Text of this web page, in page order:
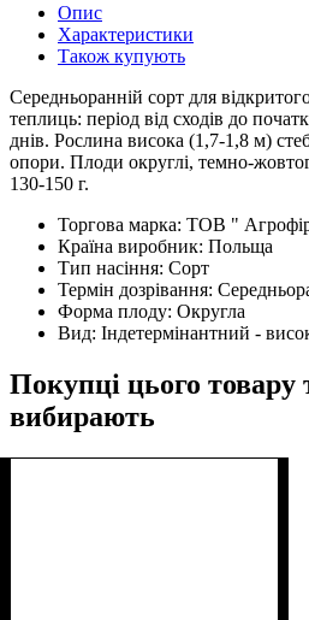
Опис
Характеристики
Також купують
Середньоранній сорт для
теплиць: період від сходів до
днів. Рослина висока (1,7-1,8 м)
опори. Плоди округлі, темно-
130-150 г.
Торгова марка: ТОВ "
Країна виробник: Польща
Тип насіння: Сорт
Термін дозрівання:
Форма плоду: Округла
Вид: Індетермінантний -
Покупці цього товару
вибирають